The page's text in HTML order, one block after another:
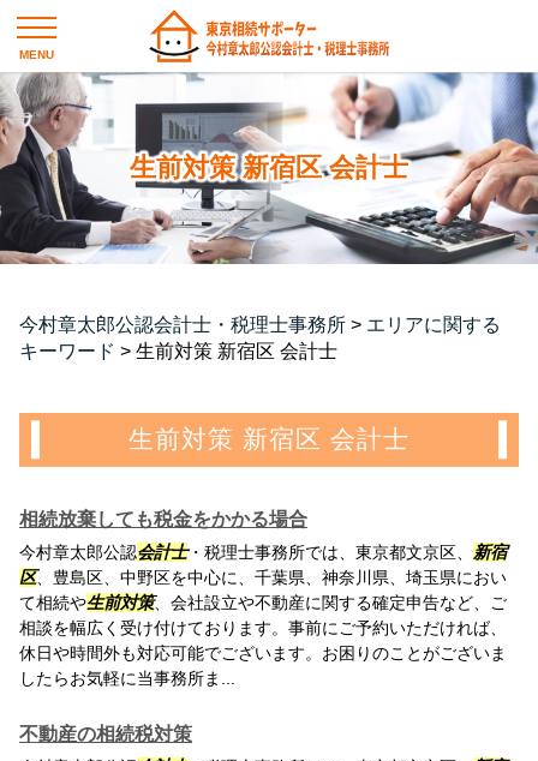
生前対策 新宿区 会計士
今村章太郎公認会計士・税理士事務所 > エリアに関する
キーワード > 生前対策 新宿区 会計士
生前対策 新宿区 会計士
相続放棄しても税金をかかる場合
今村章太郎公認会計士・税理士事務所では、東京都文京区、 新宿
区、豊島区、中野区を中心に、千葉県、神奈川県、埼玉県におい
て相続や生前対策、会社設立や不動産に関する確定申告など、ご
相談を幅広く受け付けております。事前にご予約いただければ、
休日や時間外も対応可能でございます。お困りのことがございま
したらお気軽に当事務所ま...
不動産の相続税対策